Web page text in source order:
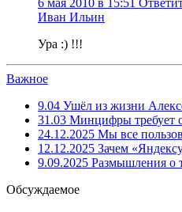
Иван Ильин
Ура :) !!!
Важное
9.04 Ушёл из жизни
31.03 Минцифры требует
24.12.2025 Мы все
12.12.2025 Зачем
9.09.2025 Размышления о
Обсуждаемое